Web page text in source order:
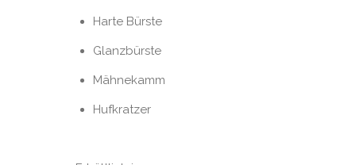
Harte Bürste
Glanzbürste
Mähnekamm
Hufkratzer